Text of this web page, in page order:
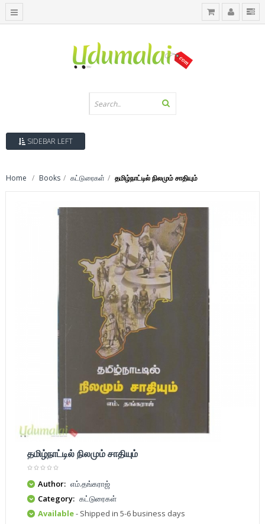
SIDEBAR LEFT
Home Books கட்டுரைகள் தமிழ்நாட்டில் நிலமும் சாதியும்
தமிழ்நாட்டில் நிலமும் சாதியும்
Author: எம்.தங்கராஜ்
Category: கட்டுரைகள்
Available- Shipped in 5-6 business days